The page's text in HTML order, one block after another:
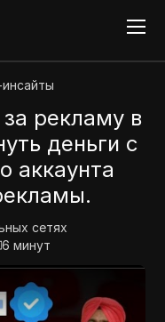
рекламу в
деньги с
аккаунта
сетях
6 минут